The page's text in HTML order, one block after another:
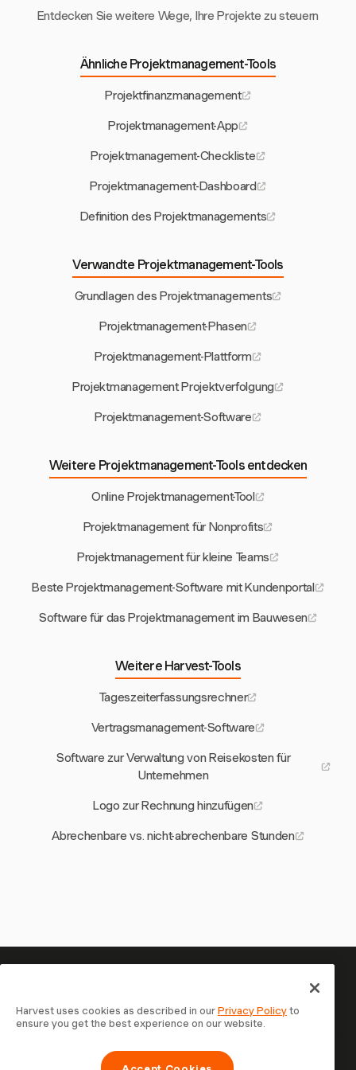
Entdecken Sie weitere Wege, Ihre Projekte zu steuern
Ähnliche Projektmanagement-Tools
Projektfinanzmanagement
Projektmanagement-App
Projektmanagement-Checkliste
Projektmanagement-Dashboard
Definition des Projektmanagements
Verwandte Projektmanagement-Tools
Grundlagen des Projektmanagements
Projektmanagement-Phasen
Projektmanagement-Plattform
Projektmanagement Projektverfolgung
Projektmanagement-Software
Weitere Projektmanagement-Tools entdecken
Online Projektmanagement-Tool
Projektmanagement für Nonprofits
Projektmanagement für kleine Teams
Beste Projektmanagement-Software mit Kundenportal
Software für das Projektmanagement im Bauwesen
Weitere Harvest-Tools
Tageszeiterfassungsrechner
Vertragsmanagement-Software
Software zur Verwaltung von Reisekosten für
Unternehmen
Logo zur Rechnung hinzufügen
Abrechenbare vs. nicht-abrechenbare Stunden
Ihre Zeit verdient es, erfasst zu
werden — starten Sie jetzt
Schließen Sie sich über 70.000 Unternehmen an, die mit
Harvest Zeit erfassen, Kunden abrechnen und schneller
Harvest uses cookies as described in ourPrivacy Policyto
ensure you get the best experience on our website.